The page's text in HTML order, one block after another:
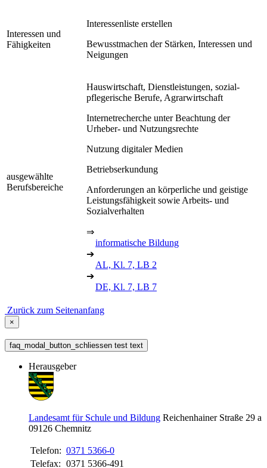
Interessen und
Fähigkeiten
Interessenliste erstellen
Bewusstmachen der Stärken, Interessen und
Neigungen
ausgewählte
Berufsbereiche
Hauswirtschaft, Dienstleistungen, sozial-
pflegerische Berufe, Agrarwirtschaft
Internetrecherche unter Beachtung der
Urheber- und Nutzungsrechte
Nutzung digitaler Medien
Betriebserkundung
Anforderungen an körperliche und geistige
Leistungsfähigkeit sowie Arbeits- und
Sozialverhalten
⇒
informatische Bildung
➔
AL, Kl. 7, LB 2
➔
DE, Kl. 7, LB 7
Zurück zum Seitenanfang
×
faq_modal_button_schliessen test text
Herausgeber
Landesamt für Schule und Bildung Reichenhainer Straße 29 a
09126 Chemnitz
Telefon: 0371 5366-0
Telefax: 0371 5366-491